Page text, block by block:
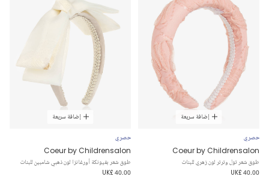
إضافة سريعة
حصري
Coeur by Childrensalon
طوق شعر تول وترتر لون زهري للبنات
UK£ 40.00
إضافة سريعة
حصري
Coeur by Childrensalon
طوق شعر بفيونكة أورغانزا لون ذهبي شامبين للبنات
UK£ 40.00